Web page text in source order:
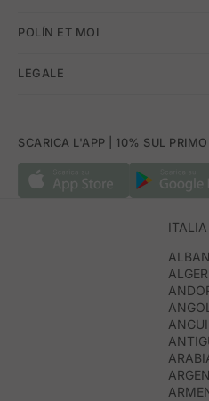
POLÍN ET MOI
LEGALE
SCARICA L'APP | 10% SUL